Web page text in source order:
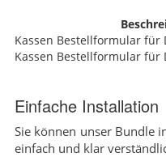
Kassen Bestellformular für
Kassen Bestellformular für
Einfache Installation
Sie können unser Bundle
einfach und klar